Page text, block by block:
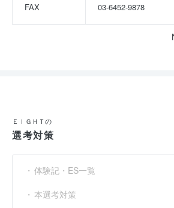
FAX 03-6452-9878
ＥＩＧＨＴの
選考対策
体験記・ES一覧
本選考対策